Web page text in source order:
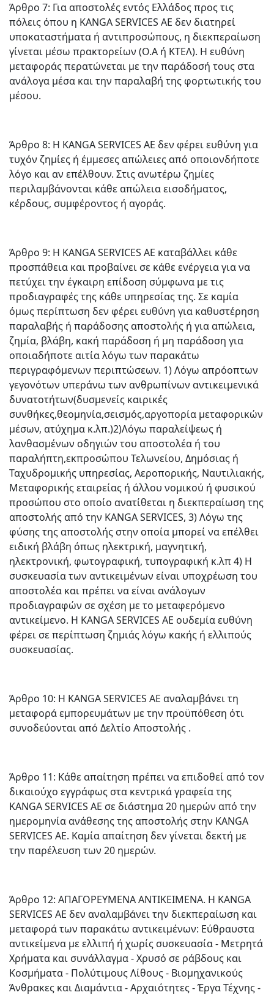
Άρθρο 7: Για αποστολές εντός Ελλάδος προς τις
πόλεις όπου η KANGA SERVICES AE δεν διατηρεί
υποκαταστήματα ή αντιπροσώπους, η διεκπεραίωση
γίνεται μέσω πρακτορείων (Ο.Α ή ΚΤΕΛ). Η ευθύνη
μεταφοράς περατώνεται με την παράδοσή τους στα
ανάλογα μέσα και την παραλαβή της φορτωτικής του
μέσου.
Άρθρο 8: Η KANGA SERVICES AE δεν φέρει ευθύνη για
τυχόν ζημίες ή έμμεσες απώλειες από οποιονδήποτε
λόγο και αν επέλθουν. Στις ανωτέρω ζημίες
περιλαμβάνονται κάθε απώλεια εισοδήματος,
κέρδους, συμφέροντος ή αγοράς.
Άρθρο 9: Η KANGA SERVICES AE καταβάλλει κάθε
προσπάθεια και προβαίνει σε κάθε ενέργεια για να
πετύχει την έγκαιρη επίδοση σύμφωνα με τις
προδιαγραφές της κάθε υπηρεσίας της. Σε καμία
όμως περίπτωση δεν φέρει ευθύνη για καθυστέρηση
παραλαβής ή παράδοσης αποστολής ή για απώλεια,
ζημία, βλάβη, κακή παράδοση ή μη παράδοση για
οποιαδήποτε αιτία λόγω των παρακάτω
περιγραφόμενων περιπτώσεων. 1) Λόγω απρόοπτων
γεγονότων υπεράνω των ανθρωπίνων αντικειμενικά
δυνατοτήτων(δυσμενείς καιρικές
συνθήκες,θεομηνία,σεισμός,αργοπορία μεταφορικών
μέσων, ατύχημα κ.λπ.)2)Λόγω παραλείψεως ή
λανθασμένων οδηγιών του αποστολέα ή του
παραλήπτη,εκπροσώπου Τελωνείου, Δημόσιας ή
Ταχυδρομικής υπηρεσίας, Αεροπορικής, Ναυτιλιακής,
Μεταφορικής εταιρείας ή άλλου νομικού ή φυσικού
προσώπου στο οποίο ανατίθεται η διεκπεραίωση της
αποστολής από την KANGA SERVICES, 3) Λόγω της
φύσης της αποστολής στην οποία μπορεί να επέλθει
ειδική βλάβη όπως ηλεκτρική, μαγνητική,
ηλεκτρονική, φωτογραφική, τυπογραφική κ.λπ 4) Η
συσκευασία των αντικειμένων είναι υποχρέωση του
αποστολέα και πρέπει να είναι ανάλογων
προδιαγραφών σε σχέση με το μεταφερόμενο
αντικείμενο. Η KANGA SERVICES AE ουδεμία ευθύνη
φέρει σε περίπτωση ζημιάς λόγω κακής ή ελλιπούς
συσκευασίας.
Άρθρο 10: Η KANGA SERVICES AE αναλαμβάνει τη
μεταφορά εμπορευμάτων με την προϋπόθεση ότι
συνοδεύονται από Δελτίο Αποστολής .
Άρθρο 11: Κάθε απαίτηση πρέπει να επιδοθεί από τον
δικαιούχο εγγράφως στα κεντρικά γραφεία της
KANGA SERVICES AE σε διάστημα 20 ημερών από την
ημερομηνία ανάθεσης της αποστολής στην KANGA
SERVICES AE. Καμία απαίτηση δεν γίνεται δεκτή με
την παρέλευση των 20 ημερών.
Άρθρο 12: ΑΠΑΓΟΡΕΥΜΕΝΑ ΑΝΤΙΚΕΙΜΕΝΑ. Η KANGA
SERVICES AE δεν αναλαμβάνει την διεκπεραίωση και
μεταφορά των παρακάτω αντικειμένων: Εύθραυστα
αντικείμενα με ελλιπή ή χωρίς συσκευασία - Μετρητά
Χρήματα και συνάλλαγμα - Χρυσό σε ράβδους και
Κοσμήματα - Πολύτιμους Λίθους - Βιομηχανικούς
Άνθρακες και Διαμάντια - Αρχαιότητες - Έργα Τέχνης -